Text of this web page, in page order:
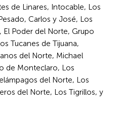
de Linares, Intocable, Los
Carlos y José, Los
Poder del Norte, Grupo
Tucanes de Tijuana,
del Norte, Michael
de Monteclaro, Los
del Norte, Los
del Norte, Los Tigrillos, y